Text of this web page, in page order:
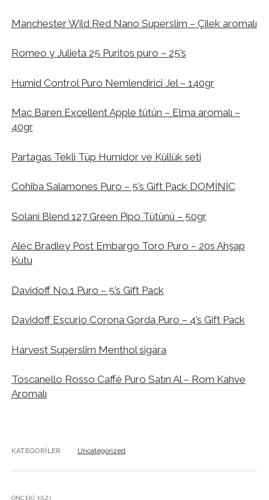
Manchester Wild Red Nano Superslim – Çilek aromalı
Romeo y Julieta 25 Puritos puro – 25’s
Humid Control Puro Nemlendirici Jel – 140gr
Mac Baren Excellent Apple tütün – Elma aromalı –
40gr
Partagas Tekli Tüp Humidor ve Küllük seti
Cohiba Salamones Puro – 5’s Gift Pack DOMİNİC
Solani Blend 127 Green Pipo Tütünü – 50gr
Alec Bradley Post Embargo Toro Puro – 20s Ahşap
Kutu
Davidoff No.1 Puro – 5’s Gift Pack
Davidoff Escurio Corona Gorda Puro – 4’s Gift Pack
Harvest Superslim Menthol sigara
Toscanello Rosso Caffé Puro Satın Al – Rom Kahve
Aromalı
KATEGORILER: Uncategorized
ÖNCEKI YAZI